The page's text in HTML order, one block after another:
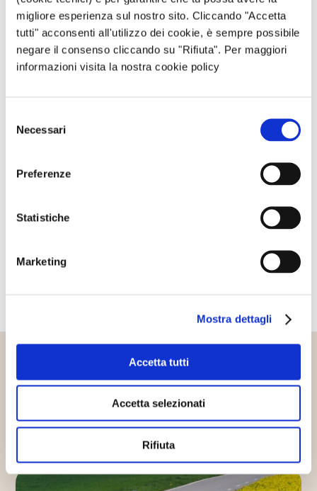
migliore esperienza sul nostro sito. Cliccando "Accetta
tutti" acconsenti all'utilizzo dei cookie, è sempre possibile
negare il consenso cliccando su "Rifiuta". Per maggiori
informazioni visita la nostra cookie policy
delNecessari
Preferenze
Statistiche
Marketing
Mostra dettagli
Accetta tutti
Accetta selezionati
Rifiuta
Sito web
commento.
Avvertimi via email alla pubblicazione di un nuovo
Altri articoli che potrebbero
interessarti
Mobilità sostenibile